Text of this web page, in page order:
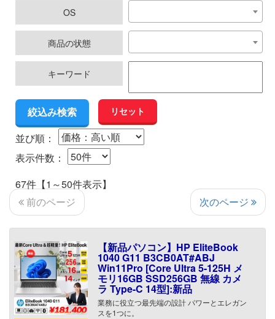
OS
商品の状態
キーワード
リセット
並び順：
表示件数：
67件【1～50件表示】
前のページ 次のページ
【新品パソコン】HP EliteBook
1040 G11 B3CB0AT#ABJ
Win11Pro [Core Ultra 5-125H メ
モリ16GB SSD256GB 無線 カメ
ラ Type-C 14型]:新品
業務に役立つ最先端の設計 パワーとエレガン
スを1つに。